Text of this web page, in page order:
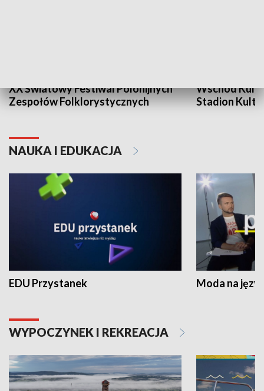
XX Światowy Festiwal Polonijnych
Zespołów Folklorystycznych
Wschód
Stadion
NAUKA I EDUKACJA
EDU Przystanek Moda na
WYPOCZYNEK I REKREACJA